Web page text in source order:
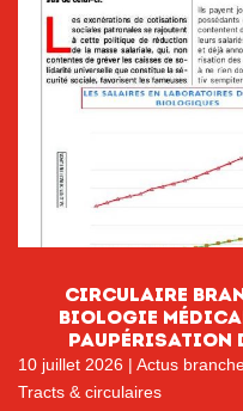
CIRCULAIRE
BIOLOGIE
PAUPÉRISATION
LABORATOIRES
10 juillet 2026 | Actus
Tracts & circulaires